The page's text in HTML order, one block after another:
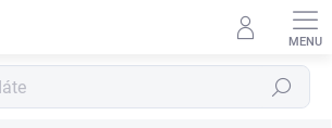
Hledat